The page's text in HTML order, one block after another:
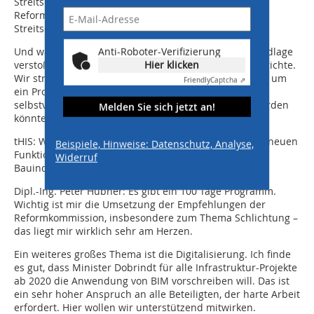
Reformkommission. Wir müssen eine verbindliche
Streitschlichtung für alle Projekte durchsetzen.
Und warum sollte das gegen die geltende Rechtsgrundlage
verstoßen? Wir umgehen ja nicht die ordentlichen Gerichte.
Wir streben lediglich eine vorläufige Entscheidung an, um
ein Projekt weiterführen zu können, welche aber
selbstverständlich gerichtlich nochmals überprüft werden
könnte.
tHIS: Was wird die erste Aufgabe sein, die Sie in Ihrer neuen
Funktion als Präsident des Hauptverbandes der
Bauindustrie angehen wollen?
Dipl.-Ing. Peter Hübner: Es gibt ein 100 Tage Programm.
Wichtig ist mir die Umsetzung der Empfehlungen der
Reformkommission, insbesondere zum Thema Schlichtung –
das liegt mir wirklich sehr am Herzen.
Ein weiteres großes Thema ist die Digitalisierung. Ich finde
es gut, dass Minister Dobrindt für alle Infrastruktur-Projekte
ab 2020 die Anwendung von BIM vorschreiben will. Das ist
ein sehr hoher Anspruch an alle Beteiligten, der harte Arbeit
erfordert. Hier wollen wir unterstützend mitwirken.
Anti-Roboter-Verifizierung
Hier klicken
FriendlyCaptcha ⇗
Melden Sie sich jetzt an!
Beispiele, Hinweise: Datenschutz, Analyse,
Widerruf